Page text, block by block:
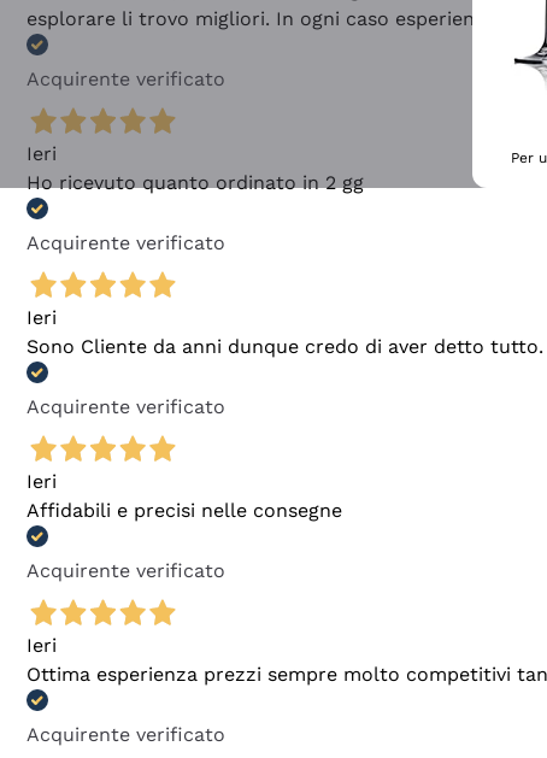
esplorare li trovo migliori. In ogni caso esperienza
Acquirente verificato
Ieri
Ho ricevuto quanto ordinato in 2 gg
Acquirente verificato
Ieri
Sono Cliente da anni dunque credo di aver detto tutto.
Acquirente verificato
Ieri
Affidabili e precisi nelle consegne
Acquirente verificato
Ieri
Ottima esperienza prezzi sempre molto competitivi
Acquirente verificato
Per